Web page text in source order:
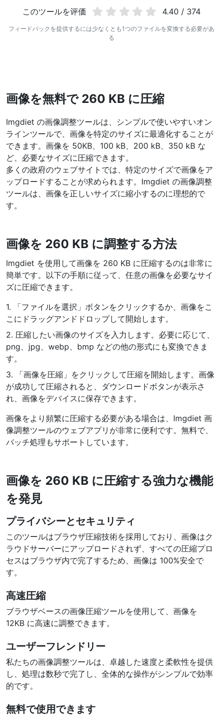
JPG から PNG 変換
複数の JPG 画像をすばやく PNG 形式にオンライン変換、ブラウザ
技術で処理するためサーバーへのアップロードは不要
WEBP から PNG 変換
複数の WEBP 画像を PNG にオンラインで変換
HEIC から JPG 変換
iPhone の HEIC 画像を JPG に変換
RAW 変換ツール
CR2、CR3、NEF、ARW、ORF、PEF、RAF、RAW 画像を JPG 形
式に変換
PDFツール
JPG画像をPDFファイルに変換
向き、マージン、ページサイズを設定し、複数の画像を1つのPDF
または個別ファイルにまとめます
PDF から JPG 変換
短時間でPDFを高品質のJPG、PNG、またはWebp画像に変換
PDF 結合 New
複数のPDFファイルを一つのPDFドキュメントにまとめる
PDF 分割
PDFの画像を抽出 New
短時間でPDFドキュメントから全ての画像を取得
PDFページを削除 New
PDFドキュメントから特定のページを削除
このツールを评価 4.40 / 374
フィードバックを提供するには少なくとも1つのファイルを変換する必要があ
る
画像を無料で 260 KB に圧縮
Imgdiet の画像調整ツールは、シンプルで使いやすいオン
ラインツールで、画像を特定のサイズに最適化することが
できます。画像を 50KB、100 kB、200 kB、350 kB な
ど、必要なサイズに圧縮できます。
多くの政府のウェブサイトでは、特定のサイズで画像をア
ップロードすることが求められます。Imgdiet の画像調整
ツールは、画像を正しいサイズに縮小するのに理想的で
す。
画像を 260 KB に調整する方法
Imgdiet を使用して画像を 260 KB に圧縮するのは非常に
簡単です。以下の手順に従って、任意の画像を必要なサイ
ズに圧縮できます。
1. 「ファイルを選択」ボタンをクリックするか、画像をこ
こにドラッグアンドドロップして開始します。
2. 圧縮したい画像のサイズを入力します。必要に応じて、
png、jpg、webp、bmp などの他の形式にも変換できま
す。
3. 「画像を圧縮」をクリックして圧縮を開始します。画像
が成功して圧縮されると、ダウンロードボタンが表示さ
れ、画像をデバイスに保存できます。
画像をより頻繁に圧縮する必要がある場合は、Imgdiet 画
像調整ツールのウェブアプリが非常に便利です。無料で、
バッチ処理もサポートしています。
画像を 260 KB に圧縮する強力な機能
を発見
プライバシーとセキュリティ
このツールはブラウザ圧縮技術を採用しており、画像はク
ラウドサーバーにアップロードされず、すべての圧縮プロ
セスはブラウザ内で完了するため、画像は 100%安全で
す。
高速圧縮
ブラウザベースの画像圧縮ツールを使用して、画像を
12KB に高速に調整できます。
ユーザーフレンドリー
私たちの画像調整ツールは、卓越した速度と柔軟性を提供
し、処理は数秒で完了し、全体的な操作がシンプルで効率
的です。
無料で使用できます